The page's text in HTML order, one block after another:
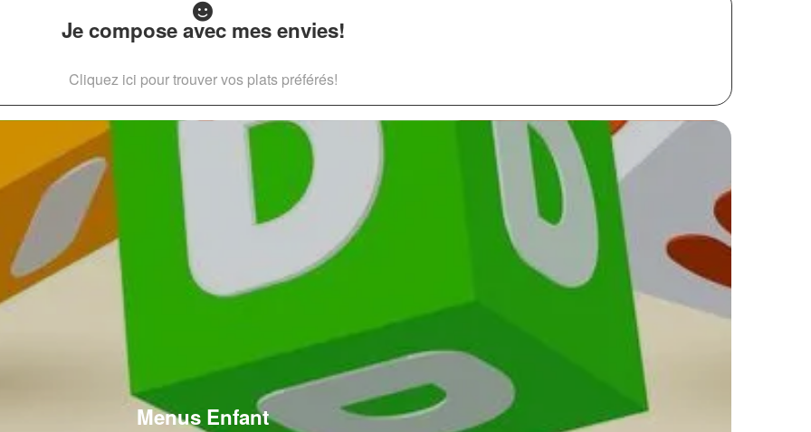
Je compose avec mes envies!
Cliquez ici pour trouver vos plats préférés!
Menus Enfant